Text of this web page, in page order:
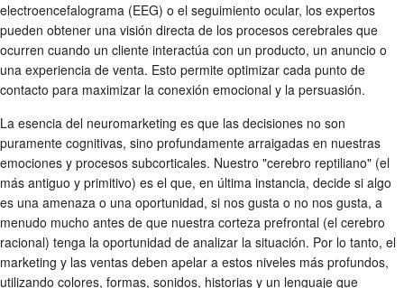
electroencefalograma (EEG) o el seguimiento ocular, los expertos
pueden obtener una visión directa de los procesos cerebrales que
ocurren cuando un cliente interactúa con un producto, un anuncio o
una experiencia de venta. Esto permite optimizar cada punto de
contacto para maximizar la conexión emocional y la persuasión.
La esencia del neuromarketing es que las decisiones no son
puramente cognitivas, sino profundamente arraigadas en nuestras
emociones y procesos subcorticales. Nuestro "cerebro reptiliano" (el
más antiguo y primitivo) es el que, en última instancia, decide si algo
es una amenaza o una oportunidad, si nos gusta o no nos gusta, a
menudo mucho antes de que nuestra corteza prefrontal (el cerebro
racional) tenga la oportunidad de analizar la situación. Por lo tanto, el
marketing y las ventas deben apelar a estos niveles más profundos,
utilizando colores, formas, sonidos, historias y un lenguaje que